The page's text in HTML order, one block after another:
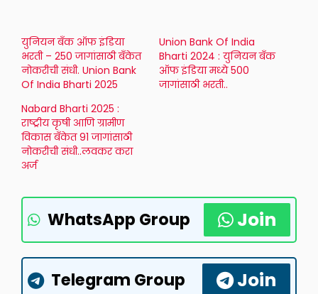
युनियन बँक ऑफ इंडिया
भरती – 250 जागांसाठी बँकेत
नोकरीची संधी. Union Bank
Of India Bharti 2025
Union Bank Of India
Bharti 2024 : युनियन बँक
ऑफ इंडिया मध्ये 500
जागांसाठी भरती..
Nabard Bharti 2025 :
राष्ट्रीय कृषी आणि ग्रामीण
विकास बँकेत 91 जागांसाठी
नोकरीची संधी..लवकर करा
अर्ज
WhatsApp Group Join
Telegram Group Join